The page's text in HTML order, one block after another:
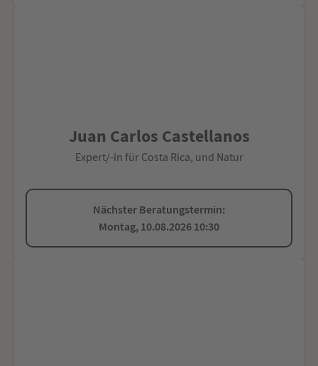
Juan Carlos Castellanos
Expert/-in für Costa Rica, und Natur
Nächster Beratungstermin:
Montag, 10.08.2026 10:30